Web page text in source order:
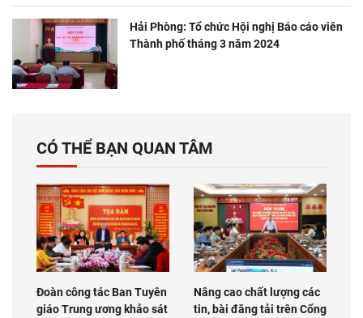
Hải Phòng: Tổ chức Hội nghị Báo cáo viên
Thành phố tháng 3 năm 2024
CÓ THỂ BẠN QUAN TÂM
Đoàn công tác Ban Tuyên
giáo Trung ương khảo sát
Nâng cao chất lượng các
tin, bài đăng tải trên Cổng